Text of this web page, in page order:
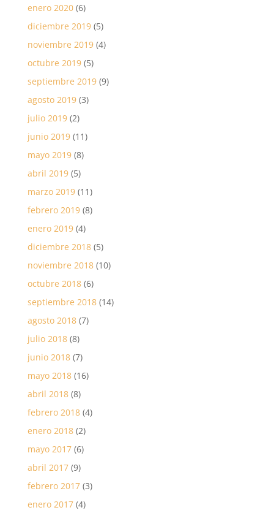
enero 2020(6)
diciembre 2019(5)
noviembre 2019(4)
octubre 2019(5)
septiembre 2019(9)
agosto 2019(3)
julio 2019(2)
junio 2019(11)
mayo 2019(8)
abril 2019(5)
marzo 2019(11)
febrero 2019(8)
enero 2019(4)
diciembre 2018(5)
noviembre 2018(10)
octubre 2018(6)
septiembre 2018(14)
agosto 2018(7)
julio 2018(8)
junio 2018(7)
mayo 2018(16)
abril 2018(8)
febrero 2018(4)
enero 2018(2)
mayo 2017(6)
abril 2017(9)
febrero 2017(3)
enero 2017(4)